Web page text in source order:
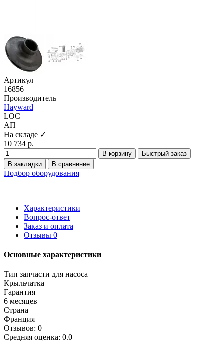
Артикул
16856
Производитель
Hayward
LOC
АП
На складе ✓
10 734 р.
В корзину
Быстрый заказ
В закладки
В сравнение
Подбор оборудования
Характеристики
Вопрос-ответ
Заказ и оплата
Отзывы 0
Основные характеристики
Тип запчасти для насоса
Крыльчатка
Гарантия
6 месяцев
Страна
Франция
Отзывов: 0
Средняя оценка: 0.0